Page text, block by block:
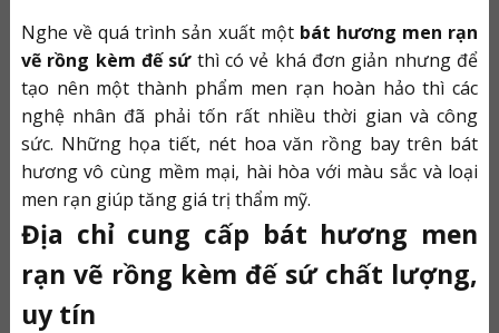
Nghe về quá trình sản xuất một bát hương men rạn
vẽ rồng kèm đế sứ thì có vẻ khá đơn giản nhưng để
tạo nên một thành phẩm men rạn hoàn hảo thì các
nghệ nhân đã phải tốn rất nhiều thời gian và công
sức. Những họa tiết, nét hoa văn rồng bay trên bát
hương vô cùng mềm mại, hài hòa với màu sắc và loại
men rạn giúp tăng giá trị thẩm mỹ.
Địa chỉ cung cấp bát hương men
rạn vẽ rồng kèm đế sứ chất lượng,
uy tín